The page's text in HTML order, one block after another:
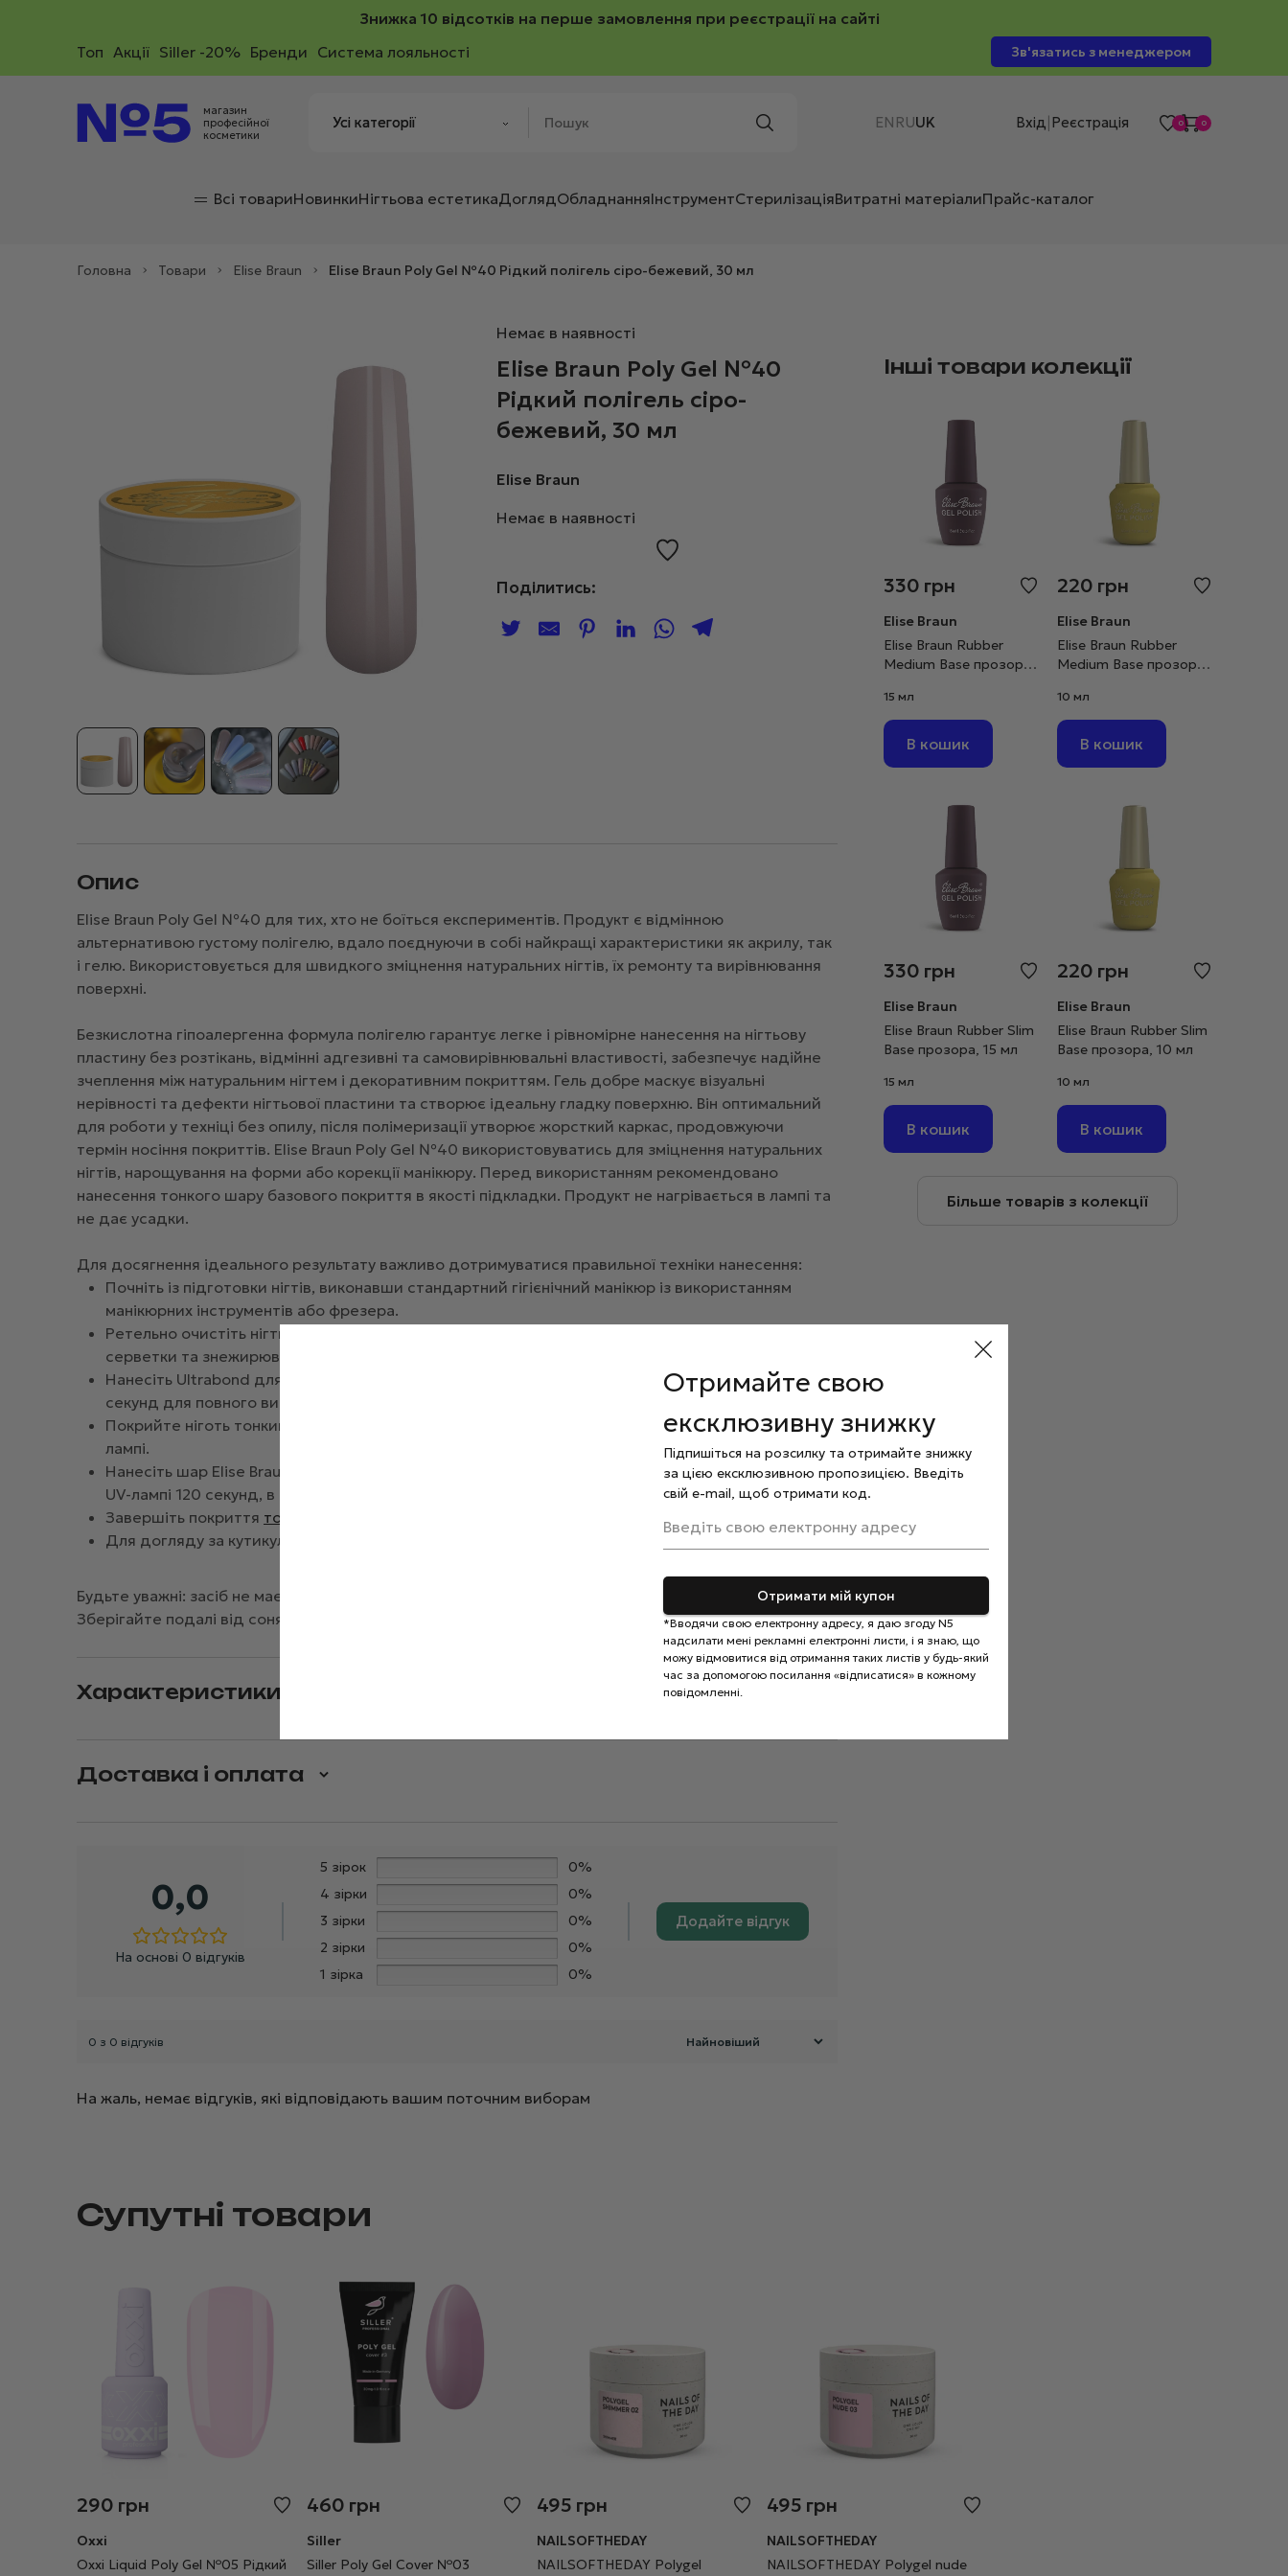
Отримайте свою
ексклюзивну знижку
Підпишіться на розсилку та отримайте знижку
за цією ексклюзивною пропозицією. Введіть
свій e-mail, щоб отримати код.
Введіть свою електронну адресу
Отримати мій купон
*Вводячи свою електронну адресу, я даю згоду N5
надсилати мені рекламні електронні листи, і я знаю, що
можу відмовитися від отримання таких листів у будь-який
час за допомогою посилання «відписатися» в кожному
повідомленні.
Знижка 10 відсотків на перше замовлення при реєстрації на сайті
Toп Акції Siller -20% Бренди Система лояльності Зв'язатись з менеджером
магазин
професійної
косметики
EN RUUK Вхід Реєстрація 0 0
Всі товариНовинкиНігтьова естетикаДоглядОбладнанняІнструментСтерилізаціяВитратні матеріалиПрайс-каталог
Головна > Товари > Elise Braun > Elise Braun Poly Gel №40 Рідкий полігель сіро-бежевий, 30 мл
Немає в наявності
Elise Braun Poly Gel №40
Рідкий полігель сіро-
бежевий, 30 мл
Elise Braun
Немає в наявності
Поділитись:
Опис
Elise Braun Poly Gel №40 для тих, хто не боїться експериментів. Продукт є відмінною
альтернативою густому полігелю, вдало поєднуючи в собі найкращі характеристики як акрилу, так
і гелю. Використовується для швидкого зміцнення натуральних нігтів, їх ремонту та вирівнювання
поверхні.
Безкислотна гіпоалергенна формула полігелю гарантує легке і рівномірне нанесення на нігтьову
пластину без розтікань, відмінні адгезивні та самовирівнювальні властивості, забезпечує надійне
зчеплення між натуральним нігтем і декоративним покриттям. Гель добре маскує візуальні
нерівності та дефекти нігтьової пластини та створює ідеальну гладку поверхню. Він оптимальний
для роботи у техніці без опилу, після полімеризації утворює жорсткий каркас, продовжуючи
термін носіння покриттів. Elise Braun Poly Gel №40 використовуватись для зміцнення натуральних
нігтів, нарощування на форми або корекції манікюру. Перед використанням рекомендовано
нанесення тонкого шару базового покриття в якості підкладки. Продукт не нагрівається в лампі та
не дає усадки.
Для досягнення ідеального результату важливо дотримуватися правильної техніки нанесення:
Почніть із підготовки нігтів, виконавши стандартний гігієнічний манікюр із використанням
манікюрних інструментів або фрезера.
Ретельно очистіть нігтьові пластини від вологи та бруду за допомогою антисептичного засобу,
серветки та знежирювача.
Нанесіть Ultrabond для зміцнення зчеплення матеріалу з нігтьовою пластиною, зачекайте 30
секунд для повного висихання.
Покрийте ніготь тонким шаром прозорої каучукової бази Elise Braun
Rubber Baseта просушіть у
лампі.
Нанесіть шар Elise Braun Poly Gel №40, сформуйте правильну архитектуру нігтя та просушіть в
UV-лампі 120 секунд, в LED-лампі 60 секунд.
Завершіть покриття топом
Для догляду за кутикулою нанесіть спеціальну олію.
Будьте уважні: засіб не має контактувати зі шкірою. Застосовувати тільки за інструкцією.
Зберігайте подалі від сонячних променів та в місцях, недоступних для дітей.
Характеристики
Доставка і оплата
0,0
На основі 0 відгуків
5 зірок
0%
4 зірки
0%
3 зірки
0%
2 зірки
0%
1 зірка
0%
Додайте відгук
0 з 0 відгуків
На жаль, немає відгуків, які відповідають вашим поточним виборам
Інші товари колекції
330 грн
Elise Braun
Elise Braun Rubber
Medium Base прозора,
15 мл
В кошик
220 грн
Elise Braun
Elise Braun Rubber
Medium Base прозора,
10 мл
В кошик
330 грн
Elise Braun
Elise Braun Rubber Slim
Base прозора, 15 мл
15 мл
В кошик
220 грн
Elise Braun
Elise Braun Rubber Slim
Base прозора, 10 мл
10 мл
В кошик
Більше товарів з колекції
Супутні товари
290 грн
Oxxi
Oxxi Liquid Poly Gel №05 Рідкий
460 грн
Siller
Siller Poly Gel Cover №03
495 грн
NAILSOFTHEDAY
NAILSOFTHEDAY Polygel
495 грн
NAILSOFTHEDAY
NAILSOFTHEDAY Polygel nude